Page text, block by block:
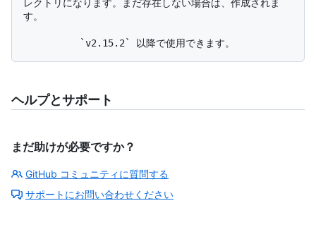
レクトリになります。まだ存在しない場合は、作成されま
す。
ヘルプとサポート
まだ助けが必要ですか？
GitHub コミュニティに質問する
サポートにお問い合わせください